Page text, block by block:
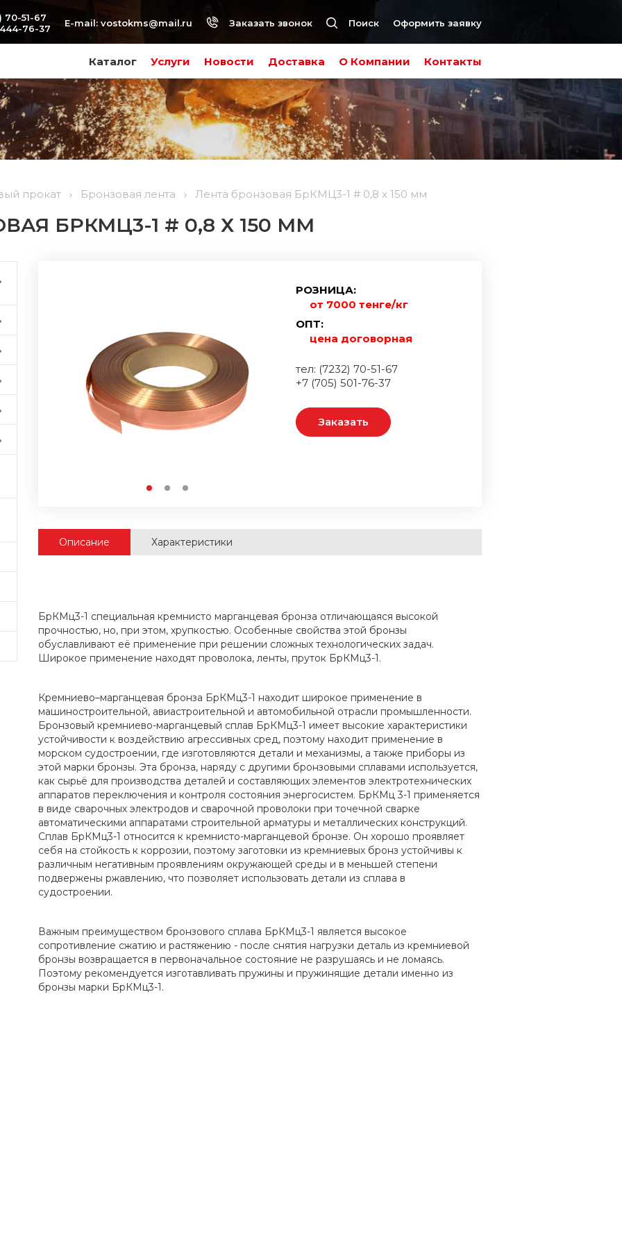
Каталог Услуги Новости Доставка О Компании Контакты
70-51-67
76-37
E-mail: vostokms@mail.ru Заказать звонок Поиск Оформить заявку
прокат Бронзовая лента Лента бронзовая БрКМЦ3-1 # 0,8 х 150 мм
БРКМЦ3-1 # 0,8 Х 150 ММ
РОЗНИЦА:
от 7000 тенге/кг
ОПТ:
цена договорная
тел: (7232) 70-51-67
+7 (705) 501-76-37
Заказать
Описание Характеристики
БрКМц3-1 специальная кремнисто марганцевая бронза отличающаяся высокой
прочностью, но, при этом, хрупкостью. Особенные свойства этой бронзы
обуславливают её применение при решении сложных технологических задач.
Широкое применение находят проволока, ленты, пруток БрКМц3-1.
Кремниево–марганцевая бронза БрКМц3-1 находит широкое применение в
машиностроительной, авиастроительной и автомобильной отрасли промышленности.
Бронзовый кремниево-марганцевый сплав БрКМц3-1 имеет высокие характеристики
устойчивости к воздействию агрессивных сред, поэтому находит применение в
морском судостроении, где изготовляются детали и механизмы, а также приборы из
этой марки бронзы. Эта бронза, наряду с другими бронзовыми сплавами используется,
как сырьё для производства деталей и составляющих элементов электротехнических
аппаратов переключения и контроля состояния энергосистем. БрКМц 3-1 применяется
в виде сварочных электродов и сварочной проволоки при точечной сварке
автоматическими аппаратами строительной арматуры и металлических конструкций.
Сплав БрКМц3-1 относится к кремнисто-марганцевой бронзе. Он хорошо проявляет
себя на стойкость к коррозии, поэтому заготовки из кремниевых бронз устойчивы к
различным негативным проявлениям окружающей среды и в меньшей степени
подвержены ржавлению, что позволяет использовать детали из сплава в
судостроении.
Важным преимуществом бронзового сплава БрКМц3-1 является высокое
сопротивление сжатию и растяжению - после снятия нагрузки деталь из кремниевой
бронзы возвращается в первоначальное состояние не разрушаясь и не ломаясь.
Поэтому рекомендуется изготавливать пружины и пружинящие детали именно из
бронзы марки БрКМц3-1.